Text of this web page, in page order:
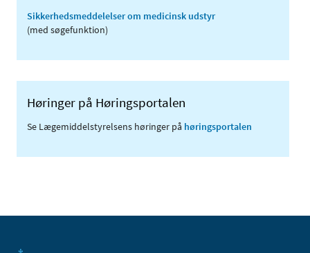
Sikkerhedsmeddelelser om medicinsk udstyr
(med søgefunktion)
Høringer på Høringsportalen
Se Lægemiddelstyrelsens høringer på høringsportalen